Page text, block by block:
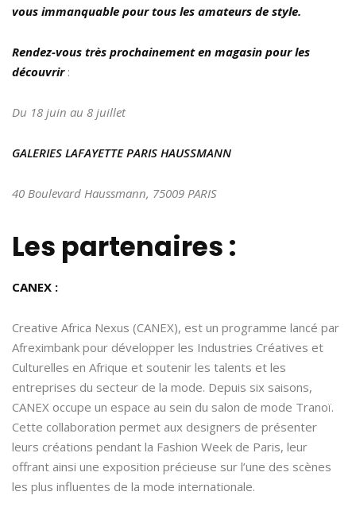
vous immanquable pour tous les amateurs de style.
Rendez-vous très prochainement en magasin pour les
découvrir:
Du 18 juin au 8 juillet
GALERIES LAFAYETTE PARIS HAUSSMANN
40 Boulevard Haussmann, 75009 PARIS
Les partenaires :
CANEX :
Creative Africa Nexus (CANEX), est un programme lancé par
Afreximbank pour développer les Industries Créatives et
Culturelles en Afrique et soutenir les talents et les
entreprises du secteur de la mode. Depuis six saisons,
CANEX occupe un espace au sein du salon de mode Tranoï.
Cette collaboration permet aux designers de présenter
leurs créations pendant la Fashion Week de Paris, leur
offrant ainsi une exposition précieuse sur l’une des scènes
les plus influentes de la mode internationale.